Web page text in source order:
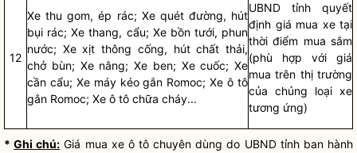
12
Xe thu gom, ép rác; Xe quét đường, hút
bụi rác; Xe thang, cẩu; Xe bồn tưới, phun
nước; Xe xịt thông cống, hút chất thải,
chở bùn; Xe nâng; Xe ben; Xe cuốc; Xe
cần cẩu; Xe máy kéo gắn Romoc; Xe ô tô
gắn Romoc; Xe ô tô chữa cháy...
UBND tỉnh quyết
định giá mua xe tại
thời điểm mua sắm
(phù hợp với giá
mua trên thị trường
của chủng loại xe
tương ứng)
*Ghi chú: Giá mua xe ô tô chuyên dùng do UBND tỉnh ban hành